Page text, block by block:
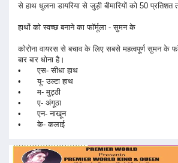
से हाथ धुलना डायरिया से जुड़ी बीमारियों को 50
हाथों को स्वच्छ बनाने का फॉर्मूला - सुमन के
कोरोना वायरस से बचाव के लिए सबसे महत्वपूर्ण सुमन के
बार बार धोना है।
•
एस- सीधा हाथ
•
यू- उल्टा हाथ
•
म- मुट्ठी
•
ए- अंगूठा
•
एन- नाखून
•
के- कलाई